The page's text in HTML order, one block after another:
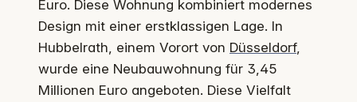
Euro. Diese Wohnung kombiniert modernes
Design mit einer erstklassigen Lage. In
Hubbelrath, einem Vorort von Düsseldorf,
wurde eine Neubauwohnung für 3,45
Millionen Euro angeboten. Diese Vielfalt